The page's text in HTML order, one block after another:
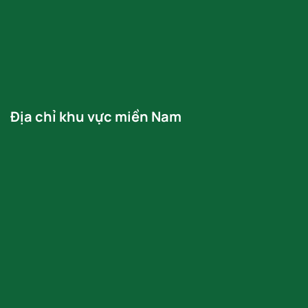
Địa chỉ khu vực miền Nam